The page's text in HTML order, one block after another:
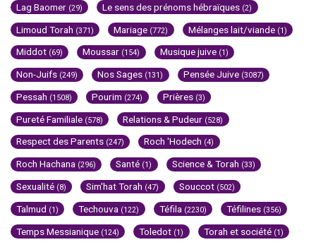
Lag Baomer (29) Le sens des prénoms hébraïques (2)
Limoud Torah (371) Mariage (772) Mélanges lait/viande (1)
Middot (69) Moussar (154) Musique juive (1)
Non-Juifs (249) Nos Sages (131) Pensée Juive (3087)
Pessah (1508) Pourim (274) Prières (3)
Pureté Familiale (578) Relations & Pudeur (528)
Respect des Parents (247) Roch 'Hodech (4)
Roch Hachana (296) Santé (1) Science & Torah (33)
Sexualité (8) Sim'hat Torah (47) Souccot (502)
Talmud (1) Techouva (122) Téfila (2230) Téfilines (356)
Temps Messianique (124) Toledot (1) Torah et société (1)